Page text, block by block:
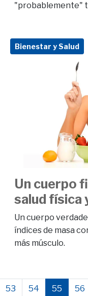
"probablemente"
Bienestar y Salud
Un cuerpo
salud física
Un cuerpo
índices de masa
más músculo.
53 54 55 56